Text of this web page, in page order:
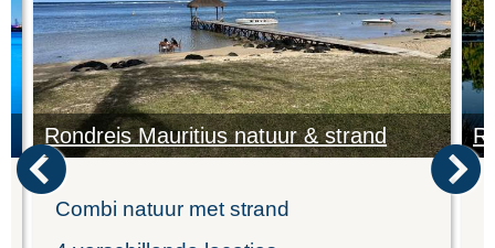
Rondreis Mauritius natuur & strand
Combi natuur met strand